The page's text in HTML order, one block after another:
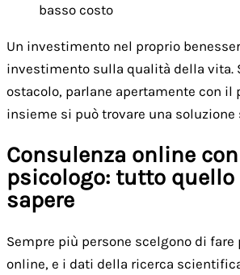
basso costo
Un investimento nel proprio
investimento sulla qualità della vita.
ostacolo, parlane apertamente con il
insieme si può trovare una
Consulenza online
psicologo: tutto quello
sapere
Sempre più persone scelgono di fare
online, e i dati della ricerca